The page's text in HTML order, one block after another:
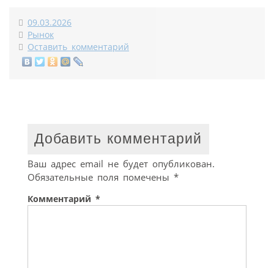
09.03.2026
Рынок
Оставить комментарий
Добавить комментарий
Ваш адрес email не будет опубликован.
Обязательные поля помечены *
Комментарий *